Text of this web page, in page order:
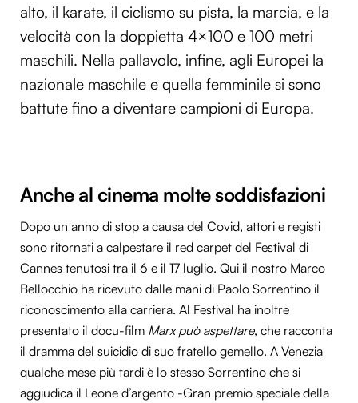
alto, il karate, il ciclismo su pista, la marcia, e la
velocità con la doppietta 4×100 e 100 metri
maschili. Nella pallavolo, infine, agli Europei la
nazionale maschile e quella femminile si sono
battute fino a diventare campioni di Europa.
Anche al cinema molte soddisfazioni
Dopo un anno di stop a causa del Covid, attori e registi
sono ritornati a calpestare il red carpet del Festival di
Cannes tenutosi tra il 6 e il 17 luglio. Qui il nostro Marco
Bellocchio ha ricevuto dalle mani di Paolo Sorrentino il
riconoscimento alla carriera. Al Festival ha inoltre
presentato il docu-film Marx può aspettare, che racconta
il dramma del suicidio di suo fratello gemello. A Venezia
qualche mese più tardi è lo stesso Sorrentino che si
aggiudica il Leone d’argento -Gran premio speciale della